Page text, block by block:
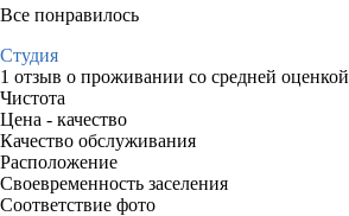
Все понравилось
Студия
1 отзыв о проживании со средней оценкой
Чистота
Цена - качество
Качество обслуживания
Расположение
Своевременность заселения
Соответствие фото